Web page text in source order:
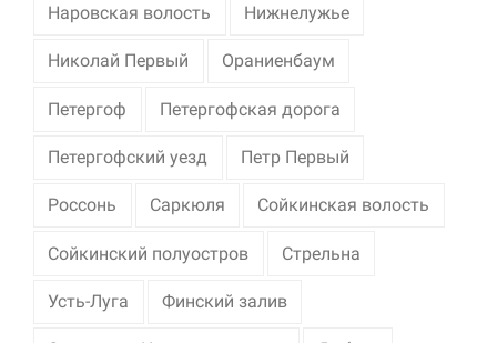
Наровская волость Нижнелужье
Николай Первый Ораниенбаум
Петергоф Петергофская дорога
Петергофский уезд Петр Первый
Россонь Саркюля Сойкинская волость
Сойкинский полуостров Стрельна
Усть-Луга Финский залив